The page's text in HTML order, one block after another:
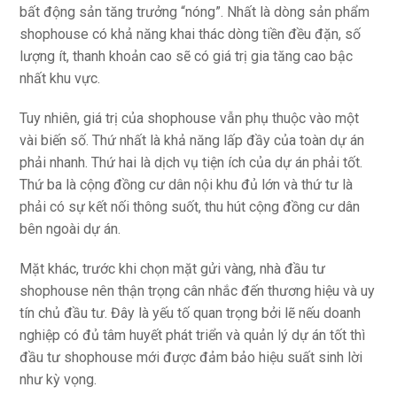
bất động sản tăng trưởng “nóng”. Nhất là dòng sản phẩm
shophouse có khả năng khai thác dòng tiền đều đặn, số
lượng ít, thanh khoản cao sẽ có giá trị gia tăng cao bậc
nhất khu vực.
Tuy nhiên, giá trị của shophouse vẫn phụ thuộc vào một
vài biến số. Thứ nhất là khả năng lấp đầy của toàn dự án
phải nhanh. Thứ hai là dịch vụ tiện ích của dự án phải tốt.
Thứ ba là cộng đồng cư dân nội khu đủ lớn và thứ tư là
phải có sự kết nối thông suốt, thu hút cộng đồng cư dân
bên ngoài dự án.
Mặt khác, trước khi chọn mặt gửi vàng, nhà đầu tư
shophouse nên thận trọng cân nhắc đến thương hiệu và uy
tín chủ đầu tư. Đây là yếu tố quan trọng bởi lẽ nếu doanh
nghiệp có đủ tâm huyết phát triển và quản lý dự án tốt thì
đầu tư shophouse mới được đảm bảo hiệu suất sinh lời
như kỳ vọng.